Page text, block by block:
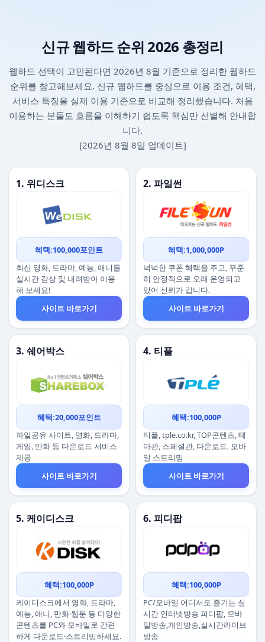
신규 웹하드 순위 2026 총정리
웹하드 선택이 고민된다면 2026년 8월 기준으로 정리한 웹하드
순위를 참고해보세요. 신규 웹하드를 중심으로 이용 조건, 혜택,
서비스 특징을 실제 이용 기준으로 비교해 정리했습니다. 처음
이용하는 분들도 흐름을 이해하기 쉽도록 핵심만 선별해 안내합
니다.
[2026년 8월 8일 업데이트]
1. 위디스크
혜택:100,000포인트
최신 영화, 드라마, 예능, 애니를
실시간 감상 및 내려받아 이용
해 보세요!
사이트 바로가기
2. 파일썬
혜택:1,000,000P
넉넉한 쿠폰 혜택을 주고, 꾸준
히 안정적으로 오래 운영되고
있어 신뢰가 갑니다.
사이트 바로가기
3. 쉐어박스
혜택:20,000포인트
파일공유 사이트, 영화, 드라마,
게임, 만화 등 다운로드 서비스
제공
사이트 바로가기
4. 티플
혜택:100,000P
티플, tple.co.kr, TOP콘텐츠, 테
마관, 스페셜관, 다운로드, 모바
일 스트리밍
사이트 바로가기
5. 케이디스크
혜택:100,000P
케이디스크에서 영화, 드라마,
예능, 애니, 만화·웹툰 등 다양한
콘텐츠를 PC와 모바일로 간편
하게 다운로드·스트리밍하세요.
6. 피디팝
혜택:100,000P
PC/모바일 어디서도 즐기는 실
시간 인터넷방송 피디팝, 모바
일방송,개인방송,실시간라이브
방송